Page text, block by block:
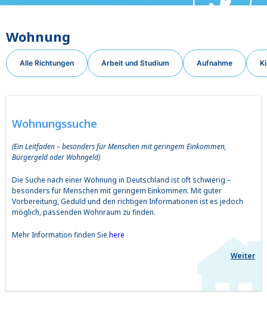
Wohnung
Alle Richtungen Arbeit und Studium Aufnahme
Wohnungssuche
(Ein Leitfaden – besonders für Menschen mit geringem Einkommen,
Bürgergeld oder Wohngeld)
Die Suche nach einer Wohnung in Deutschland ist oft schwierig –
besonders für Menschen mit geringem Einkommen. Mit guter
Vorbereitung, Geduld und den richtigen Informationen ist es jedoch
möglich, passenden Wohnraum zu finden.
Mehr Information finden Sie here
Weiter